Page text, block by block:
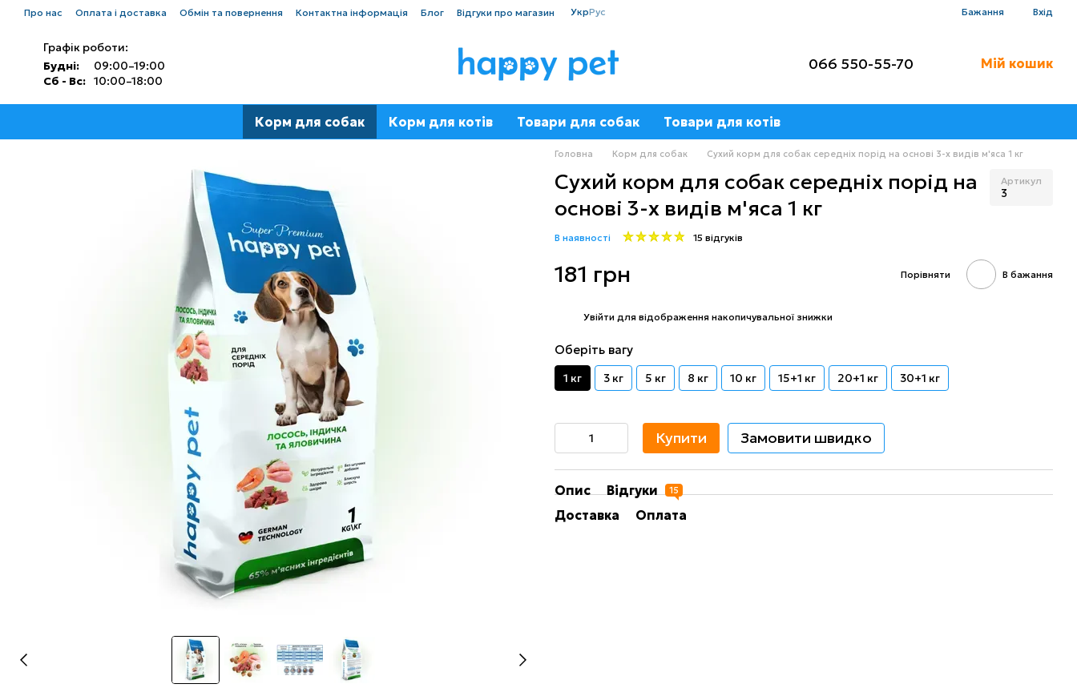
Перейти до основного контенту
Про нас Оплата і доставка Обмін та повернення Контактна інформація Блог Відгуки про магазин УкрРус Бажання Вхід
Графік роботи:
Будні:
09:00–19:00
Сб - Вс: 10:00–18:00
066 550-55-70 Мій кошик
Корм для собак Корм для котів Товари для собак Товари для котів
Головна Корм для собак Сухий корм для собак середніх порід на основі 3-х видів м'яса 1 кг
Сухий корм для собак середніх порід на
основі 3-х видів м'яса 1 кг
Артикул
3
В наявності 15 відгуків
181 грн Порівняти В бажання
Увійти для відображення накопичувальної знижки
Оберіть вагу
1 кг 3 кг 5 кг 8 кг 10 кг 15+1 кг 20+1 кг 30+1 кг
Купити Замовити швидко
Опис Відгуки 15
Доставка Оплата